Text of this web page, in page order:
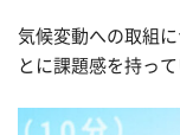
気候変動への取組
とに課題感を持っ